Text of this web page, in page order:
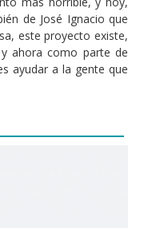
de José Ignacio que
este proyecto existe,
ahora como parte de
ayudar a la gente que